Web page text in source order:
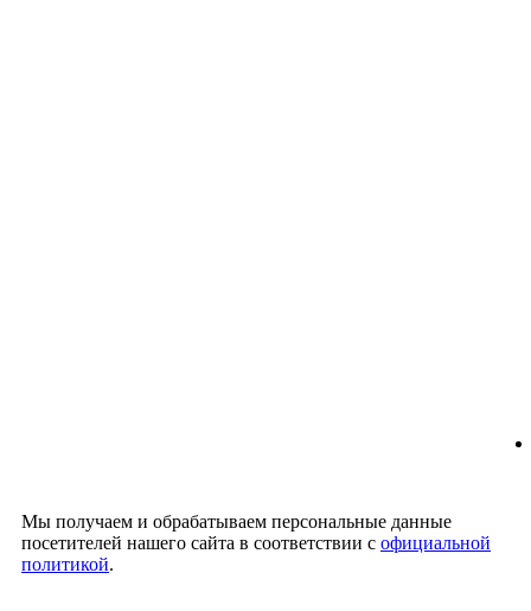
Мы получаем и обрабатываем персональные данные
посетителей нашего сайта в соответствии с официальной
политикой.